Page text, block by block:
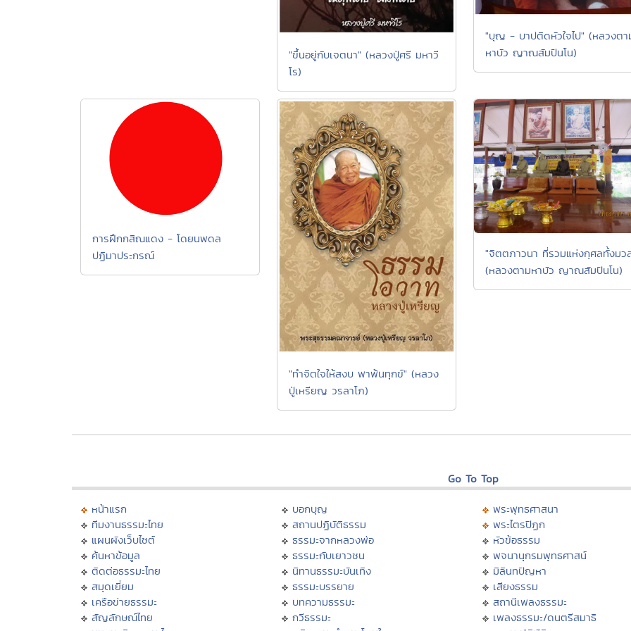
"ขึ้นอยู่กับเจตนา" (หลวงปู่ศรี มหาวี
โร)
"บุญ - บาปติดหัวใจไป" (หลวงตา
หาบัว ญาณสัมปันโน)
การฝึกกสิณแดง - โดยนพดล
ปฏิมาประกรณ์
"ทำจิตใจให้สงบ พาพ้นทุกข์" (หลวง
ปู่เหรียญ วรลาโภ)
"จิตตภาวนา ที่รวมแห่งกุศลทั้งมว
(หลวงตามหาบัว ญาณสัมปันโน)
Go To Top
หน้าแรก
ทีมงานธรรมะไทย
แผนผังเว็บไซต์
ค้นหาข้อมูล
ติดต่อธรรมะไทย
สมุดเยี่ยม
เครือข่ายธรรมะ
สัญลักษณ์ไทย
บอกบุญ
สถานปฏิบัติธรรม
ธรรมะจากหลวงพ่อ
ธรรมะกับเยาวชน
นิทานธรรมะบันเทิง
ธรรมะบรรยาย
บทความธรรมะ
กวีธรรมะ
พระพุทธศาสนา
พระไตรปิฏก
หัวข้อธรรม
พจนานุกรมพุทธศาสน์
มิลินทปัญหา
เสียงธรรม
สถานีเพลงธรรมะ
เพลงธรรมะ/ดนตรีสมาธิ